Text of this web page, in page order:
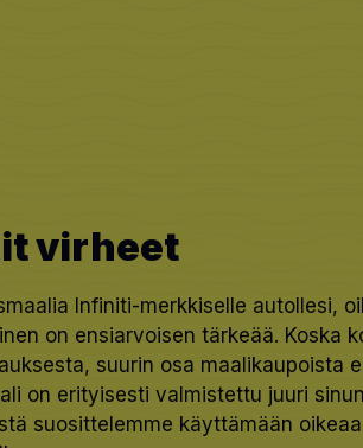
virheet
Infiniti-merkkiselle autollesi,
on ensiarvoisen tärkeää. Koska
suurin osa maalikaupoista
on erityisesti valmistettu juuri
suosittelemme käyttämään oikeaa